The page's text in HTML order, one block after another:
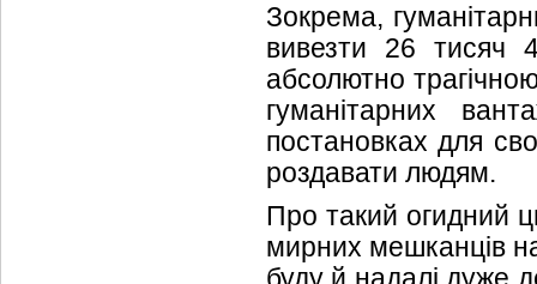
Зокрема,
вивезти 26 тисяч
абсолютно
гуманітарних
постановках для
роздавати людям.
Про такий огидний
мирних мешканців